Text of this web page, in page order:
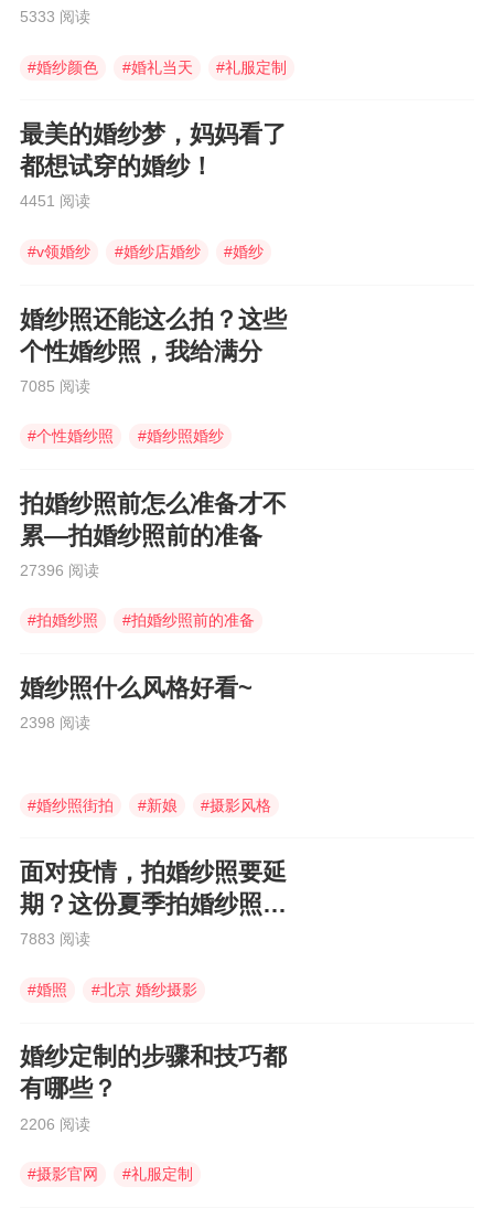
美到爆！
5333 阅读
#婚纱颜色 #婚礼当天 #礼服定制
最美的婚纱梦，妈妈看了
都想试穿的婚纱！
4451 阅读
#v领婚纱 #婚纱店婚纱 #婚纱
婚纱照还能这么拍？这些
个性婚纱照，我给满分
7085 阅读
#个性婚纱照 #婚纱照婚纱
拍婚纱照前怎么准备才不
累—拍婚纱照前的准备
27396 阅读
#拍婚纱照 #拍婚纱照前的准备
婚纱照什么风格好看~
2398 阅读
#婚纱照街拍 #新娘 #摄影风格
面对疫情，拍婚纱照要延
期？这份夏季拍婚纱照注
意事项表请收下！
7883 阅读
#婚照 #北京 婚纱摄影
婚纱定制的步骤和技巧都
有哪些？
2206 阅读
#摄影官网 #礼服定制